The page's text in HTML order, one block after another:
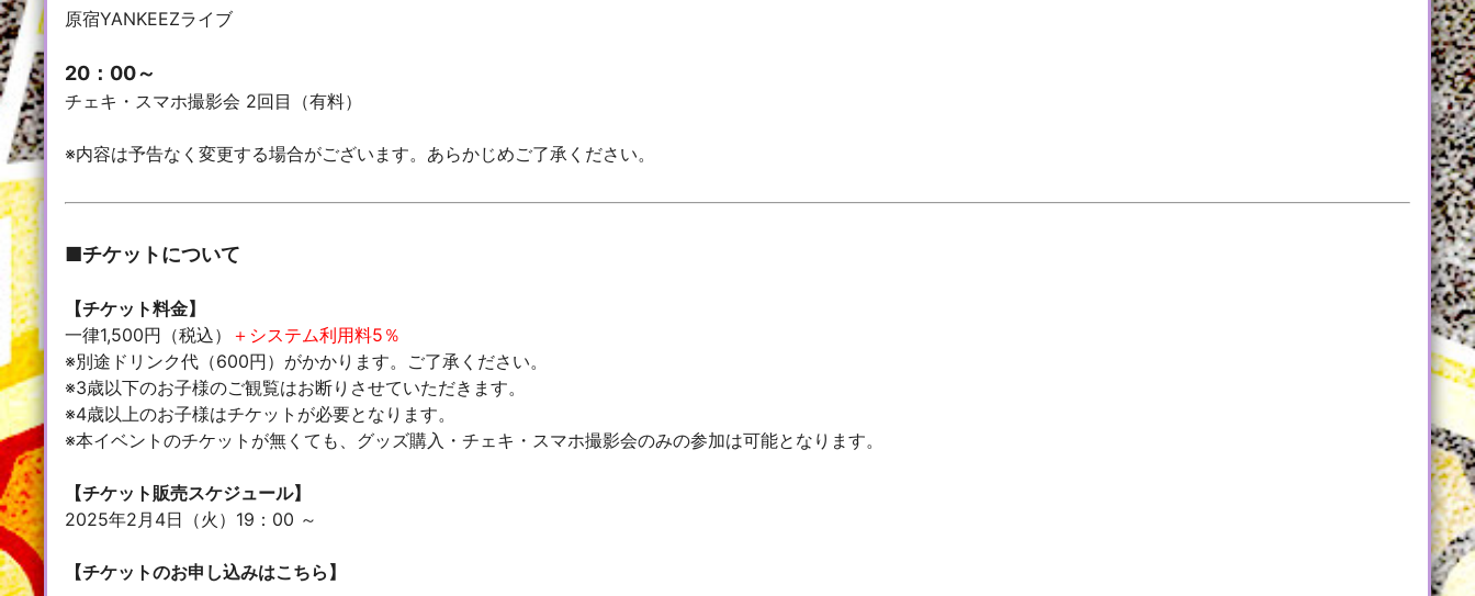
原宿YANKEEZライブ
20：00～
チェキ・スマホ撮影会 2回目（有料）
※内容は予告なく変更する場合がございます。あらかじめご了承ください。
■チケットについて
【チケット料金】
一律1,500円（税込）
＋システム利用料5％
※別途ドリンク代（600円）がかかります。ご了承ください。
※3歳以下のお子様のご観覧はお断りさせていただきます。
※4歳以上のお子様はチケットが必要となります。
※本イベントのチケットが無くても、グッズ購入・チェキ・スマホ撮影会のみの参加は可能となります。
【チケット販売スケジュール】
2025年2月4日（火）19：00 ～
【チケットのお申し込みはこちら】